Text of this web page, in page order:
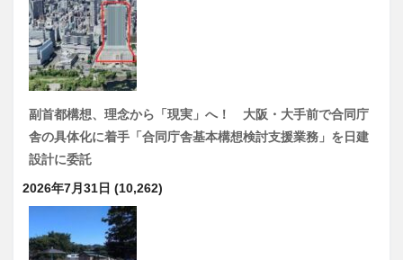
副首都構想、理念から「現実」へ！ 大阪・大手前で合同庁
舎の具体化に着手「合同庁舎基本構想検討支援業務」を日建
設計に委託
2026年7月31日 (10,262)